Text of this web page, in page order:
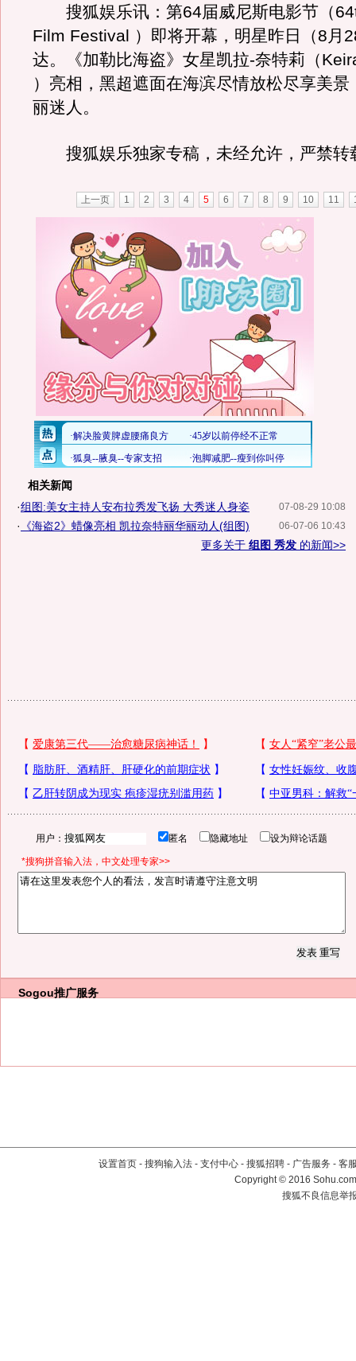
搜狐娱乐讯：第64届威尼斯电影节（
Film Festival ）即将开幕，明星昨日（8月
达。《加勒比海盗》女星凯拉-奈特莉（
）亮相，黑超遮面在海滨尽情放松尽享美景
丽迷人。
搜狐娱乐独家专稿，未经允许，严禁转
上一页 1 2 3 4 5 6 7 8 9 10 11
相关新闻
07-08-29 10:08
·组图:美女主持人安布拉秀发飞扬 大秀迷人身姿
06-07-06 10:43
·
《海盗2》蜡像亮相 凯拉奈特丽华丽动人(组图)
更多关于 组图 秀发 的新闻>>
用户： 匿名 隐藏地址 设为辩论话题
*搜狗拼音输入法，中文处理专家>>
Sogou推广服务
设置首页 - 搜狗输入法 - 支付中心 - 搜狐招聘 - 广告服务 - 客
Copyright©2016
搜狐不良信息举